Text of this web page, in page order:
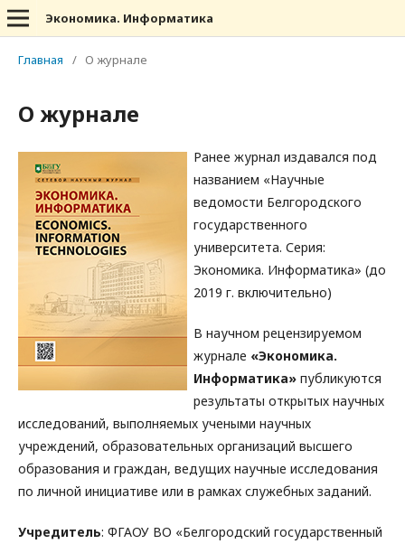
Экономика. Информатика
Главная / О журнале
О журнале
Ранее журнал издавался под
названием «Научные
ведомости Белгородского
государственного
университета. Серия:
Экономика. Информатика» (до
2019 г. включительно)
В научном рецензируемом
журнале «Экономика.
Информатика» публикуются
результаты открытых научных
исследований, выполняемых учеными научных
учреждений, образовательных организаций высшего
образования и граждан, ведущих научные исследования
по личной инициативе или в рамках служебных заданий.
Учредитель: ФГАОУ ВО «Белгородский государственный